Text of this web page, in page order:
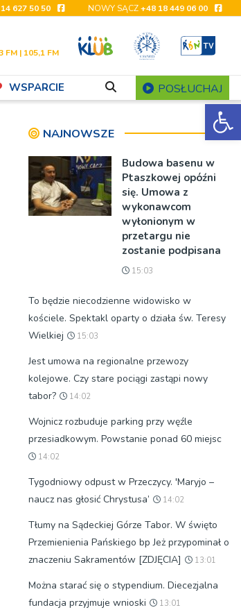
627 50 50 NOWY SĄCZ+48 18 449 06 00
FM | 105,1 FM
WSPARCIE POSŁUCHAJ
NAJNOWSZE
Budowa basenu w
Ptaszkowej opóźni
się. Umowa z
wykonawcom
wyłonionym w
przetargu nie
zostanie podpisana
15:03
To będzie niecodzienne widowisko w
kościele. Spektakl oparty o działa św. Teresy
Wielkiej
15:03
Jest umowa na regionalne przewozy
kolejowe. Czy stare pociągi zastąpi nowy
tabor?
14:02
Wojnicz rozbuduje parking przy węźle
przesiadkowym. Powstanie ponad 60 miejsc
14:02
Tygodniowy odpust w Przeczycy. 'Maryjo –
naucz nas głosić Chrystusa’
14:02
Tłumy na Sądeckiej Górze Tabor. W święto
Przemienienia Pańskiego bp Jeż przypominał o
znaczeniu Sakramentów [ZDJĘCIA]
13:01
Można starać się o stypendium. Diecezjalna
fundacja przyjmuje wnioski
13:01